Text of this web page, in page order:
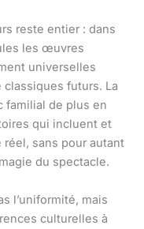
reste entier : dans
les œuvres
universelles
classiques futurs. La
familial de plus en
qui incluent et
sans pour autant
du spectacle.
l’uniformité, mais
culturelles à